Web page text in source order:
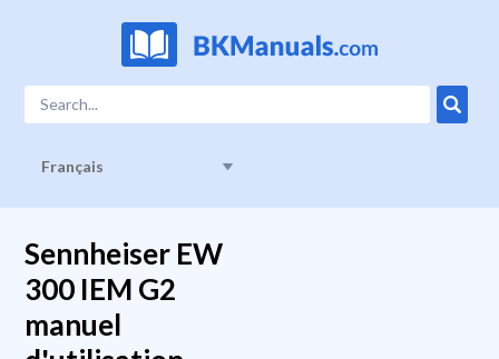
Français
Sennheiser EW
300 IEM G2
manuel